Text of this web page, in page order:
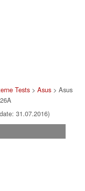
Tests> Asus> Asus
31.07.2016)